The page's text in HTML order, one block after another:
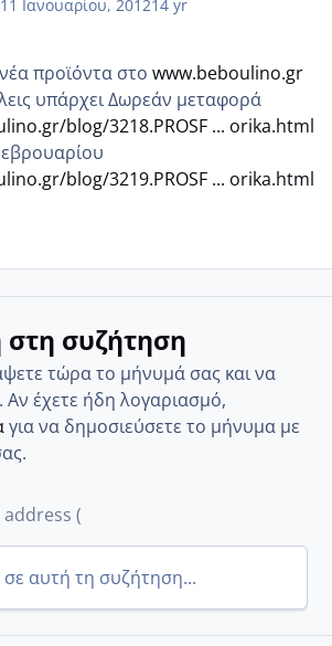
11 Ιανουαρίου, 201214 yr
προϊόντα στο www.beboulino.gr
υπάρχει Δωρεάν μεταφορά
blog/3218.PROSF ... orika.html
blog/3219.PROSF ... orika.html
συζήτηση
τώρα το μήνυμά σας και να
Αν έχετε ήδη λογαριασμό,
για να δημοσιεύσετε το μήνυμα με
αυτή τη συζήτηση...